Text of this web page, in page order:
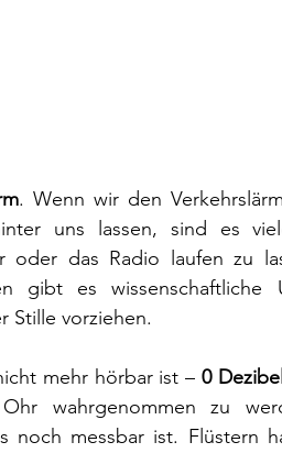
. Wenn wir den
uns lassen, sind es
oder das Radio laufen zu
gibt es wissenschaftliche
Stille vorziehen.
mehr hörbar ist – 0 Dezibel
wahrgenommen zu
noch messbar ist. Flüstern